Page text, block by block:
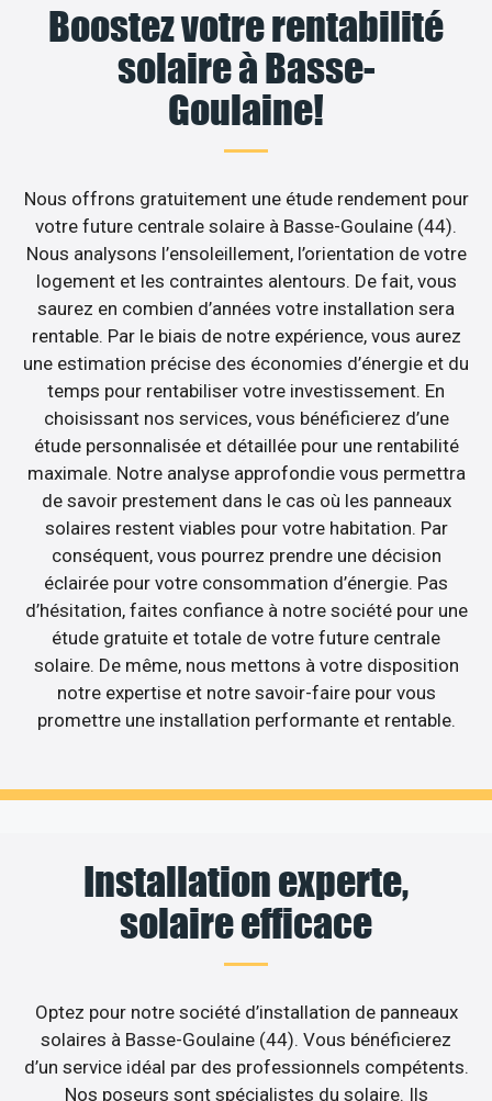
Boostez votre rentabilité
solaire à Basse-
Goulaine!
Nous offrons gratuitement une étude rendement pour
votre future centrale solaire à Basse-Goulaine (44).
Nous analysons l’ensoleillement, l’orientation de votre
logement et les contraintes alentours. De fait, vous
saurez en combien d’années votre installation sera
rentable. Par le biais de notre expérience, vous aurez
une estimation précise des économies d’énergie et du
temps pour rentabiliser votre investissement. En
choisissant nos services, vous bénéficierez d’une
étude personnalisée et détaillée pour une rentabilité
maximale. Notre analyse approfondie vous permettra
de savoir prestement dans le cas où les panneaux
solaires restent viables pour votre habitation. Par
conséquent, vous pourrez prendre une décision
éclairée pour votre consommation d’énergie. Pas
d’hésitation, faites confiance à notre société pour une
étude gratuite et totale de votre future centrale
solaire. De même, nous mettons à votre disposition
notre expertise et notre savoir-faire pour vous
promettre une installation performante et rentable.
Installation experte,
solaire efficace
Optez pour notre société d’installation de panneaux
solaires à Basse-Goulaine (44). Vous bénéficierez
d’un service idéal par des professionnels compétents.
Nos poseurs sont spécialistes du solaire. Ils